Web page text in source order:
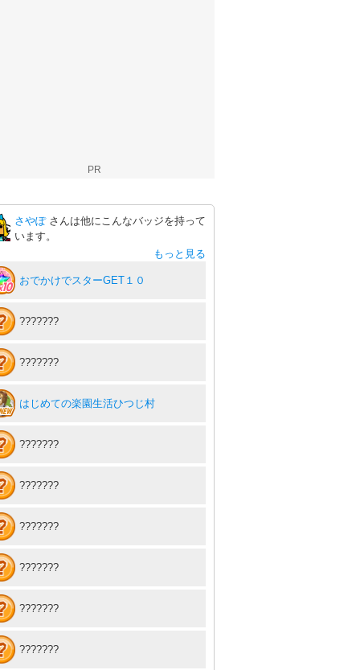
PR
さやぽ さんは他にこんなバッジを持って
います。
もっと見る
おでかけでスターGET１０
???????
???????
はじめての楽園生活ひつじ村
???????
???????
???????
???????
???????
???????